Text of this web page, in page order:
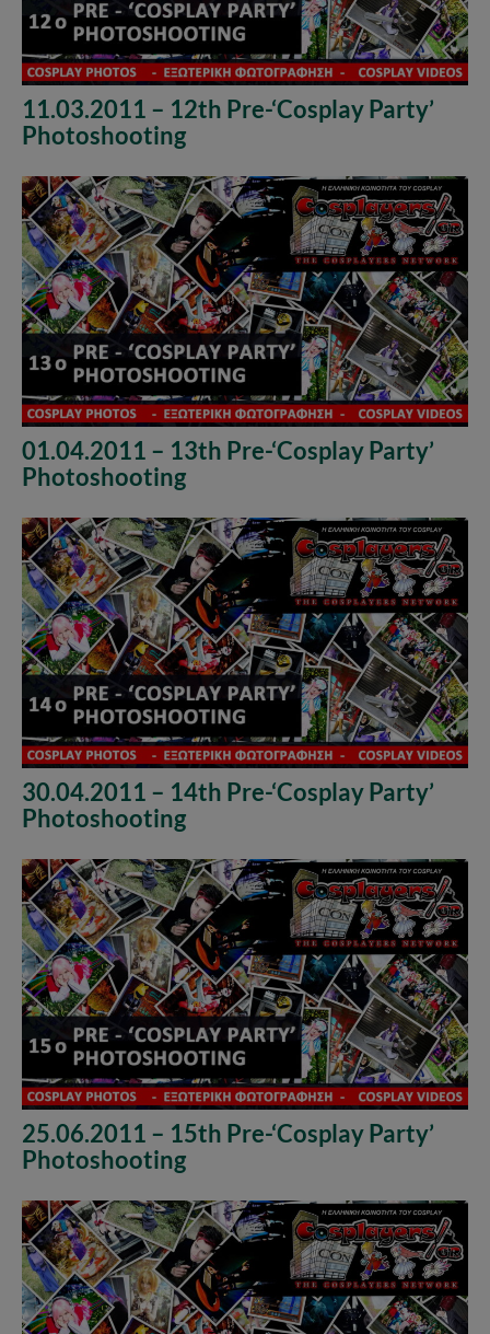
11.03.2011 – 12th Pre-‘Cosplay Party’
Photoshooting
01.04.2011 – 13th Pre-‘Cosplay Party’
Photoshooting
30.04.2011 – 14th Pre-‘Cosplay Party’
Photoshooting
25.06.2011 – 15th Pre-‘Cosplay Party’
Photoshooting